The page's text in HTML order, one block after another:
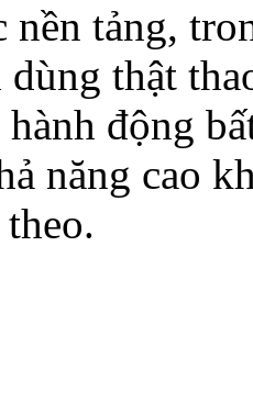
nền tảng,
thật
động
năng cao